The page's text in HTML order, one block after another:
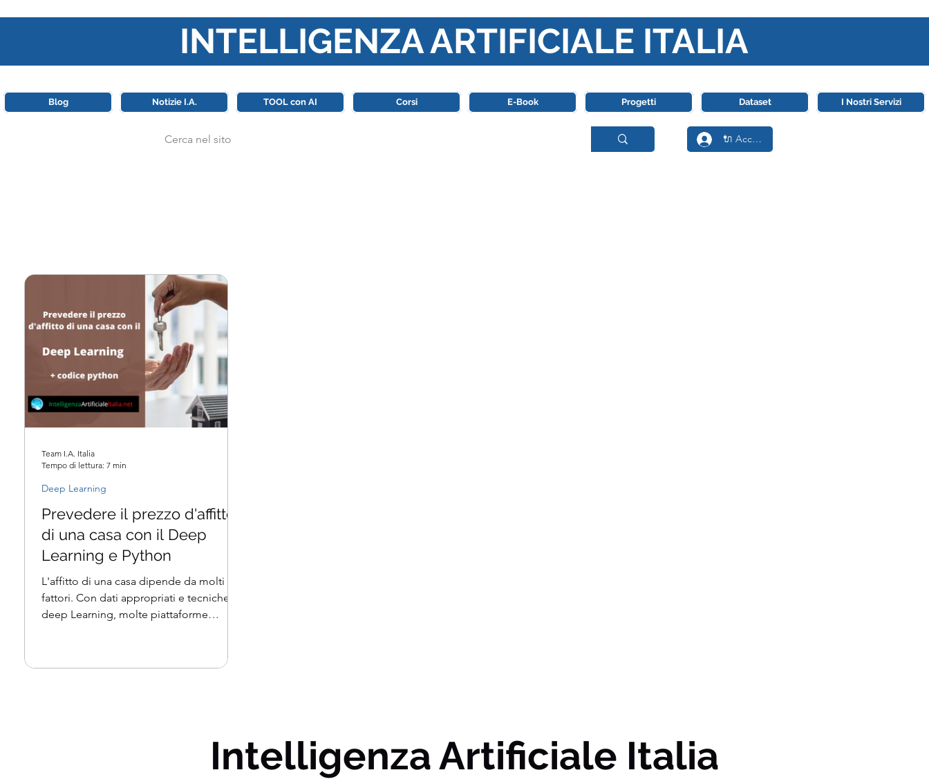
INTELLIGENZA ARTIFICIALE ITALIA
Blog Notizie I.A. TOOL con AI Corsi E-Book Progetti Dataset I Nostri Servizi
🔌 Accedi
Prevedere il prezzo d'affitto
di una casa con il Deep
Learning e Python
L'affitto di una casa dipende da molti
fattori. Con dati appropriati e tecniche di
deep Learning, molte piattaforme
Deep Learning
Team I.A. Italia
Tempo di lettura: 7 min
Intelligenza Artificiale Italia